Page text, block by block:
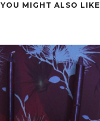
YOU MIGHT ALSO LIKE